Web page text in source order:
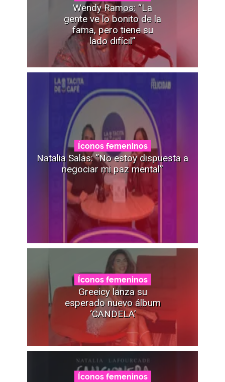
Wendy Ramos: “La
gente ve lo bonito de la
fama, pero tiene su
lado difícil”
Íconos femeninos
Natalia Salas: “No estoy dispuesta a
negociar mi paz mental”
Íconos femeninos
Greeicy lanza su
esperado nuevo álbum
‘CANDELA’
Íconos femeninos